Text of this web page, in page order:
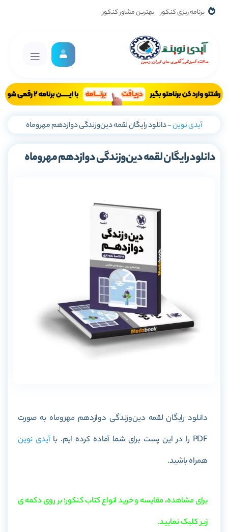
برنامه ریزی کنکور بهترین مشاور کنکور
آیدی نوین-دانلود رایگان لقمه دین‌و‌زندگی دوازدهم مهروماه
دانلود رایگان لقمه دین‌و‌زندگی دوازدهم مهروماه
دانلود رایگانلقمه دین‌و‌زندگی دوازدهم مهروماهبه صورت
PDF را در این پست برای شما آماده کرده ایم. با
آیدی نوین
همراه باشید.
برای مشاهده، مقایسه و خرید انواع کتاب کنکور؛ بر روی دکمه ی
زیر کلیک نمایید.